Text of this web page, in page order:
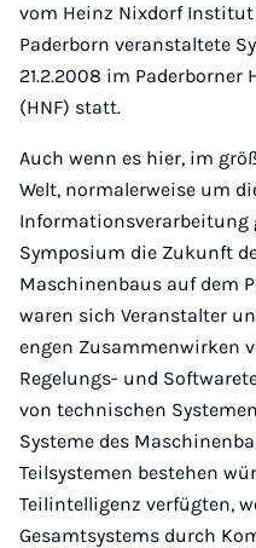
vom Heinz Nixdorf
Paderborn veranstaltete
21.2.2008 im
(HNF) statt.
Auch wenn es hier, im
Welt, normalerweise um
Informationsverarbeitung
Symposium die Zukunft
Maschinenbaus auf dem
waren sich Veranstalter
engen Zusammenwirken
Regelungs- und
von technischen
Systeme des
Teilsystemen bestehen
Teilintelligenz verfügten,
Gesamtsystems durch